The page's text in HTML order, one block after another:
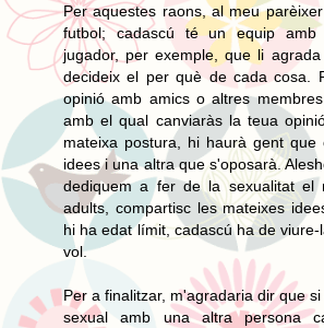
Per aquestes raons, al meu
futbol; cadascú té un equip
jugador, per exemple, que li
decideix el per què de cada cosa.
opinió amb amics o altres
amb el qual canviaràs la teua
mateixa postura, hi haurà gent que
idees i una altra que s'oposarà.
dediquem a fer de la sexualitat el
adults, compartisc les mateixes
hi ha edat límit, cadascú ha de
vol.
Per a finalitzar, m'agradaria dir que
sexual amb una altra persona